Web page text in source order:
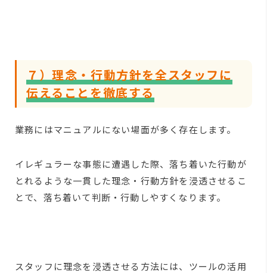
７）理念・行動方針を全スタッフに
伝えることを徹底する
業務にはマニュアルにない場面が多く存在します。
イレギュラーな事態に遭遇した際、落ち着いた行動が
とれるような一貫した理念・行動方針を浸透させるこ
とで、落ち着いて判断・行動しやすくなります。
スタッフに理念を浸透させる方法には、ツールの活用